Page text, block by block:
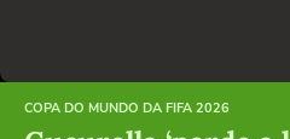
COPA DO MUNDO DA FIFA 2026